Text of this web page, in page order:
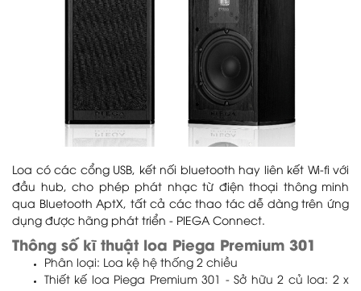
Loa có các cổng USB, kết nối bluetooth hay liên kết Wi-fi với
đầu hub, cho phép phát nhạc từ điện thoại thông minh
qua Bluetooth AptX, tất cả các thao tác dễ dàng trên ứng
dụng được hãng phát triển - PIEGA Connect.
Thông số kĩ thuật loa Piega Premium 301
Phân loại: Loa kệ hệ thống 2 chiều
Thiết kế loa Piega Premium 301 - Sở hữu 2 củ loa: 2 x